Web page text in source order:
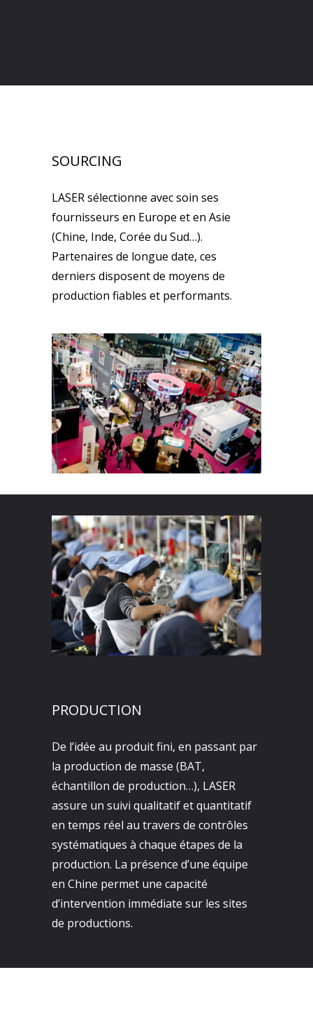
SOURCING
LASER sélectionne avec soin ses
fournisseurs en Europe et en Asie
(Chine, Inde, Corée du Sud…).
Partenaires de longue date, ces
derniers disposent de moyens de
production fiables et performants.
PRODUCTION
De l’idée au produit fini, en passant par
la production de masse (BAT,
échantillon de production…), LASER
assure un suivi qualitatif et quantitatif
en temps réel au travers de contrôles
systématiques à chaque étapes de la
production. La présence d’une équipe
en Chine permet une capacité
d’intervention immédiate sur les sites
de productions.